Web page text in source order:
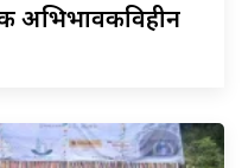
अभिभावकविहीन